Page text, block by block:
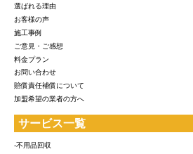
選ばれる理由
お客様の声
施工事例
ご意見・ご感想
料金プラン
お問い合わせ
賠償責任補償について
加盟希望の業者の方へ
サービス一覧
-不用品回収